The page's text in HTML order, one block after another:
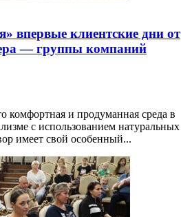
впервые клиентские дни от
— группы компаний
и продуманная среда в
с использованием натуральных
имеет свой особенный...